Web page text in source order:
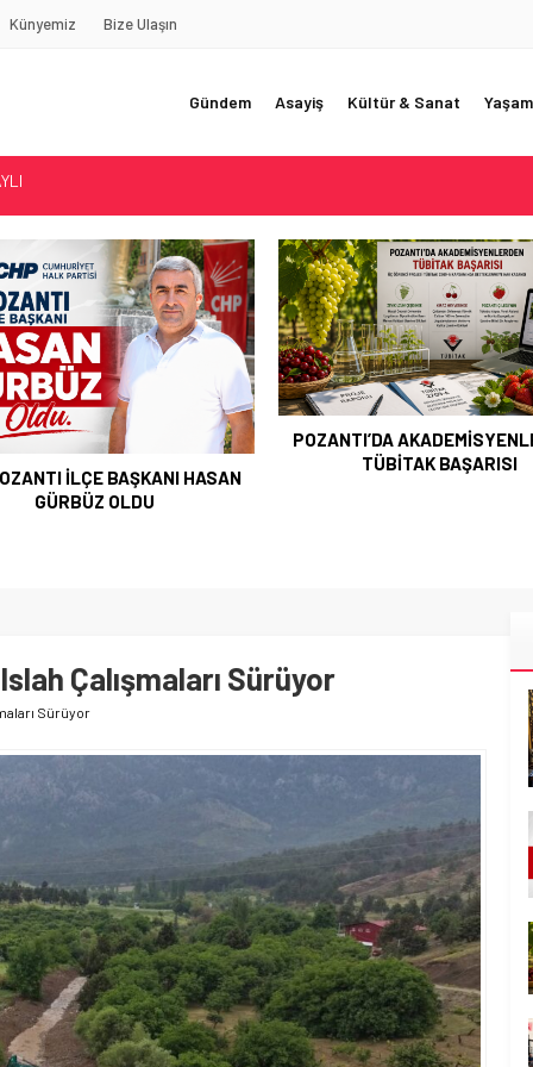
Künyemiz Bize Ulaşın
Gündem Asayiş Kültür & Sanat Yaşam
Yaylası
Tasarımın Öncüsü GZR Ajans
İLÇE BAŞKANI HASAN
OLDU
POZANTI’DA AKADEMİSYENLERDEN
TÜBİTAK BAŞARISI
Çalışmaları Sürüyor
Sürüyor